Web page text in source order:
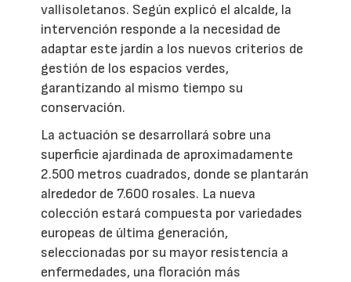
vallisoletanos. Según explicó el alcalde, la
intervención responde a la necesidad de
adaptar este jardín a los nuevos criterios de
gestión de los espacios verdes,
garantizando al mismo tiempo su
conservación.
La actuación se desarrollará sobre una
superficie ajardinada de aproximadamente
2.500 metros cuadrados, donde se plantarán
alrededor de 7.600 rosales. La nueva
colección estará compuesta por variedades
europeas de última generación,
seleccionadas por su mayor resistencia a
enfermedades, una floración más